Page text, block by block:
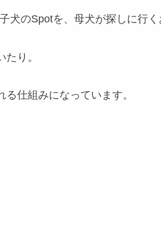
犬のSpotを、母犬が探しに行く
り。
仕組みになっています。